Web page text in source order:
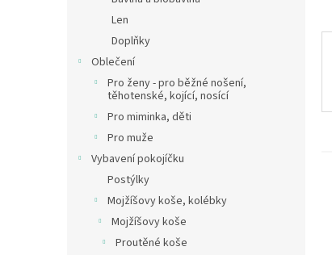
Len
Doplňky
Oblečení
Pro ženy - pro běžné nošení,
těhotenské, kojící, nosící
Pro miminka, děti
Pro muže
Vybavení pokojíčku
Postýlky
Mojžíšovy koše, kolébky
Mojžíšovy koše
Proutěné koše